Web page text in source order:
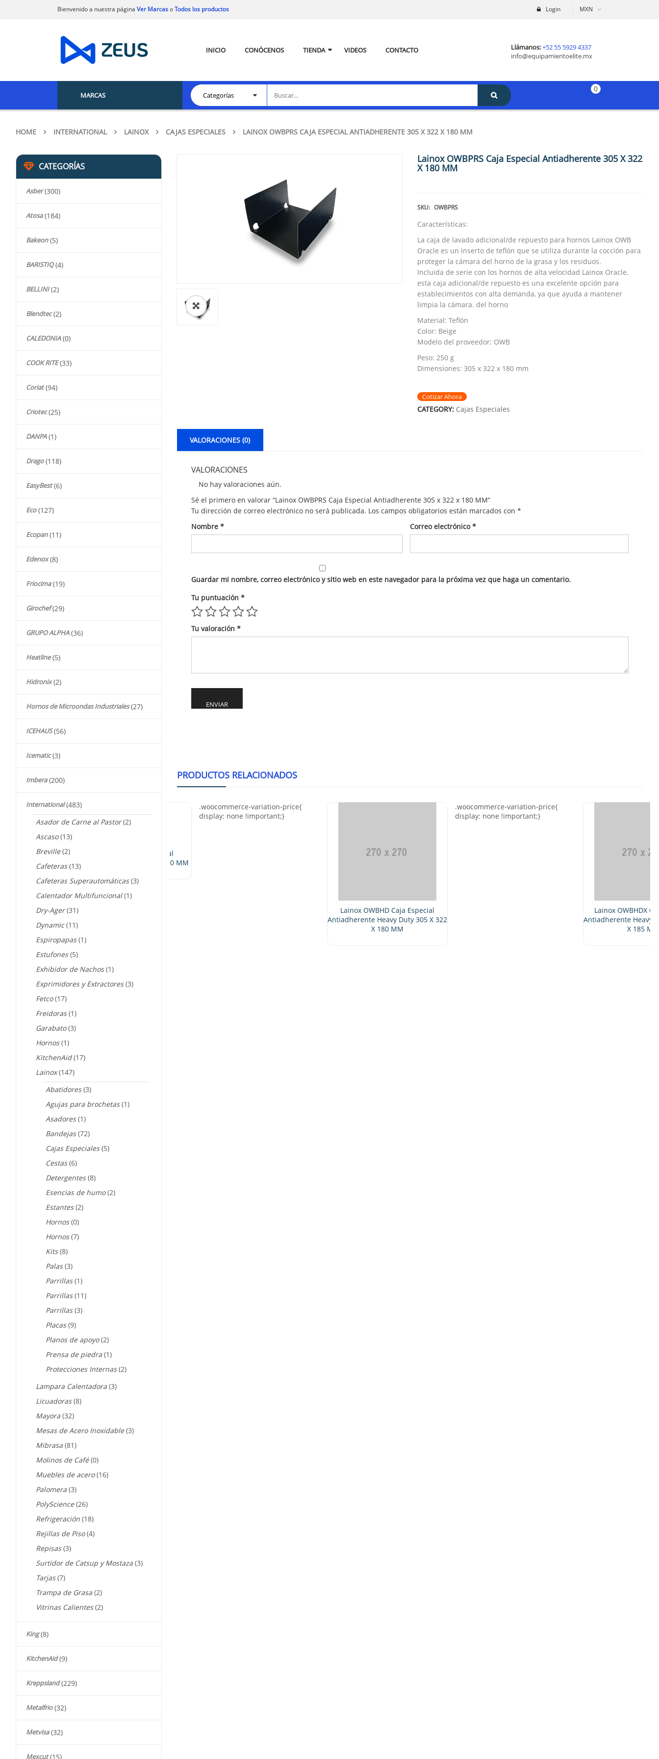
MXN
Login
Bienvenido a nuestra página Ver MarcasoTodos los productos
INICIO CONÓCENOS TIENDA VIDEOS CONTACTO Llámanos:+52 55 5929 4337
info@equipamientoelite.mx
MARCAS
0
HOME INTERNATIONAL LAINOX CAJAS ESPECIALES LAINOX OWBPRS CAJA ESPECIAL ANTIADHERENTE 305 X 322 X 180 MM
CATEGORÍAS
Asber (300)
Atosa (184)
Bakeon (5)
BARISTIQ (4)
BELLINI (2)
Blendtec (2)
CALEDONIA (0)
COOK RITE (33)
Coriat (94)
Criotec (25)
DANPA (1)
Drago (118)
EasyBest (6)
Eco (127)
Ecopan (11)
Edenox (8)
Friocima (19)
Girochef (29)
GRUPO ALPHA (36)
Heatline (5)
Hidronix (2)
Hornos de Microondas Industriales (27)
ICEHAUS (56)
Icematic (3)
Imbera (200)
International (483)
Asador de Carne al Pastor (2)
Ascaso (13)
Breville (2)
Cafeteras (13)
Cafeteras Superautomáticas (3)
Calentador Multifuncional (1)
Dry-Ager (31)
Dynamic (11)
Espiropapas (1)
Estufones (5)
Exhibidor de Nachos (1)
Exprimidores y Extractores (3)
Fetco (17)
Freidoras (1)
Garabato (3)
Hornos (1)
KitchenAid (17)
Lainox (147)
Abatidores (3)
Agujas para brochetas (1)
Asadores (1)
Bandejas (72)
Cajas Especiales (5)
Cestas (6)
Detergentes (8)
Esencias de humo (2)
Estantes (2)
Hornos (0)
Hornos (7)
Kits (8)
Palas (3)
Parrillas (1)
Parrillas (11)
Parrillas (3)
Placas (9)
Planos de apoyo (2)
Prensa de piedra (1)
Protecciones Internas (2)
Lampara Calentadora (3)
Licuadoras (8)
Mayora (32)
Mesas de Acero Inoxidable (3)
Mibrasa (81)
Molinos de Café (0)
Muebles de acero (16)
Palomera (3)
PolyScience (26)
Refrigeración (18)
Rejillas de Piso (4)
Repisas (3)
Surtidor de Catsup y Mostaza (3)
Tarjas (7)
Trampa de Grasa (2)
Vitrinas Calientes (2)
King (8)
KitchenAid (9)
Kreppsland (229)
Metalfrio (32)
Metvisa (32)
Mexcut (15)
🔍
Lainox OWBPRS Caja Especial Antiadherente 305 X 322
X 180 MM
SKU: OWBPRS
Características:
La caja de lavado adicional/de repuesto para hornos Lainox OWB
Oracle es un inserto de teflón que se utiliza durante la cocción para
proteger la cámara del horno de la grasa y los residuos.
Incluida de serie con los hornos de alta velocidad Lainox Oracle,
esta caja adicional/de repuesto es una excelente opción para
establecimientos con alta demanda, ya que ayuda a mantener
limpia la cámara. del horno
Material: Teflón
Color: Beige
Modelo del proveedor: OWB
Peso: 250 g
Dimensiones: 305 x 322 x 180 mm
Cotizar Ahora
CATEGORY: Cajas Especiales
VALORACIONES (0)
VALORACIONES
No hay valoraciones aún.
Sé el primero en valorar “Lainox OWBPRS Caja Especial Antiadherente 305 x 322 x 180 MM”
Tu dirección de correo electrónico no será publicada. Los campos obligatorios están marcados con *
Nombre * Correo electrónico*
Guardar mi nombre, correo electrónico y sitio web en este navegador para la próxima vez que haga un comentario.
Tu puntuación *
Tu valoración *
PRODUCTOS RELACIONADOS
Caja Especial
305 X 322 X 180 MM
Antiadherente Heavy Duty 305 X 322
Antiadherente Heavy Duty 440 X 450